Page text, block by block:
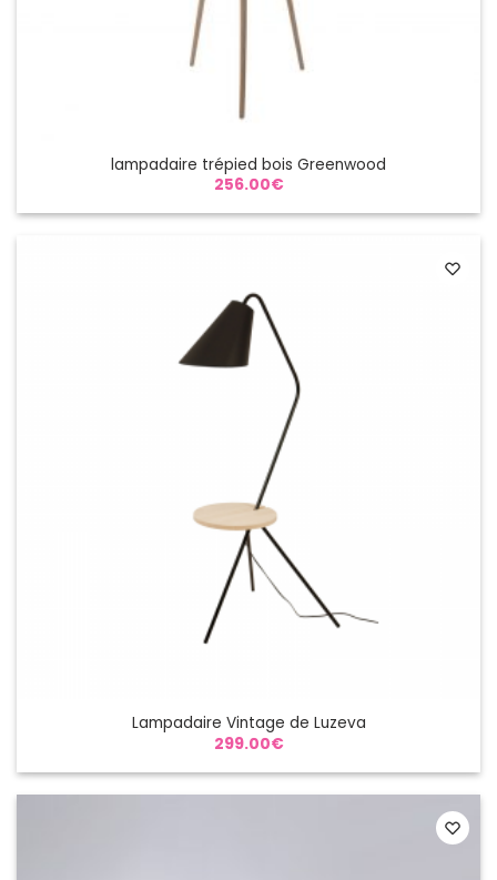
lampadaire trépied bois Greenwood
256.00€
Lampadaire Vintage de Luzeva
299.00€